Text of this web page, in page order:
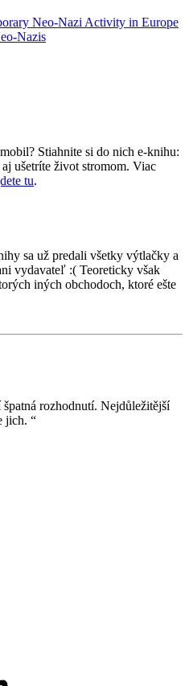
Neo-Nazi Activity in Europe
Nazis
Stiahnite si do nich e-knihu:
ušetríte život stromom. Viac
tu.
sa už predali všetky výtlačky a
vydavateľ :( Teoreticky však
iných obchodoch, ktoré ešte
rozhodnutí. Nejdůležitější
jich.